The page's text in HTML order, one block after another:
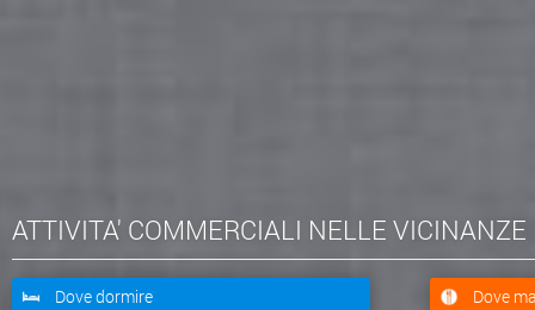
ATTIVITA' COMMERCIALI NELLE VICINANZE
Dove dormire Dove